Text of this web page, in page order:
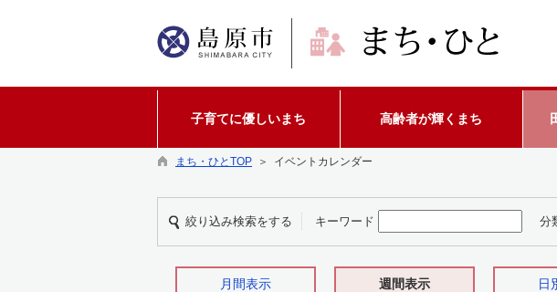
子育てに優しいまち 高齢者が輝くまち
まち・ひとTOP ＞ イベントカレンダー
絞り込み検索をする キーワード 分
月間表示 週間表示 日